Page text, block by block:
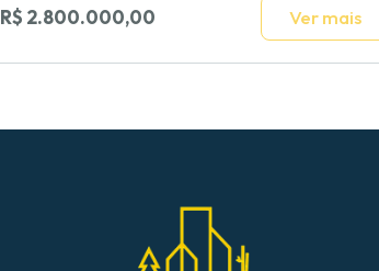
R$ 2.800.000,00 Ver mais